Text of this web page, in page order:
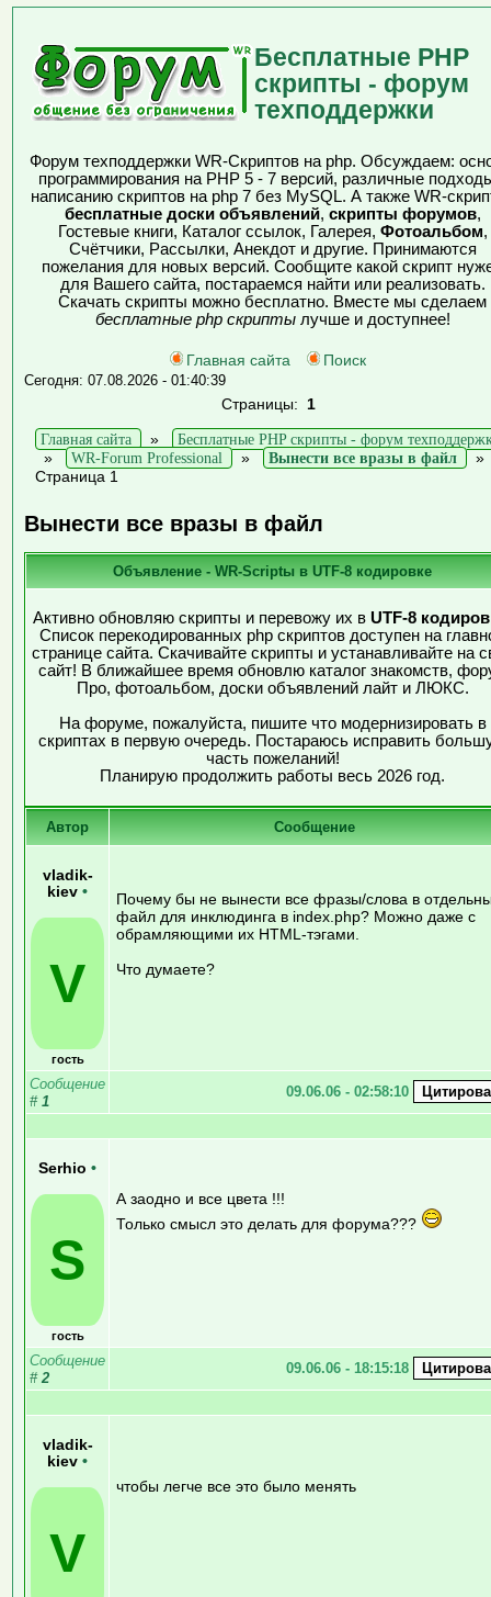
Бесплатные PHP
скрипты - форум
техподдержки
Форум техподдержки WR-Скриптов на php. Обсуждаем:
программирования на PHP 5 - 7 версий, различные
написанию скриптов на php 7 без MySQL. А также WR-
бесплатные доски объявлений, скрипты форумов,
Гостевые книги, Каталог ссылок, Галерея, Фотоальбом,
Счётчики, Рассылки, Анекдот и другие. Принимаются
пожелания для новых версий. Сообщите какой скрипт
для Вашего сайта, постараемся найти или реализовать.
Скачать скрипты можно бесплатно. Вместе мы сделаем
бесплатные php скриптылучше и доступнее!
Главная сайта Поиск
Сегодня: 07.08.2026 - 01:40:39
Страницы: 1
Главная сайта
»
Бесплатные PHP скрипты - форум
»
WR-Forum Professional » Вынести все вразы в файл
Страница 1
Вынести все вразы в файл
Объявление - WR-Scriptы в UTF-8 кодировке
Активно обновляю скрипты и перевожу их в UTF-8
Список перекодированных php скриптов доступен на
странице сайта. Скачивайте скрипты и устанавливайте на
сайт! В ближайшее время обновлю каталог знакомств,
Про, фотоальбом, доски объявлений лайт и ЛЮКС.
На форуме, пожалуйста, пишите что модернизировать в
скриптах в первую очередь. Постараюсь исправить
часть пожеланий!
Планирую продолжить работы весь 2026 год.
Автор Сообщение
vladik-
kiev •
V
гость
Почему бы не вынести все фразы/слова в
файл для инклюдинга в index.php? Можно даже с
обрамляющими их HTML-тэгами.
Что думаете?
Сообщение
# 1
09.06.06 - 02:58:10
Serhio •
S
гость
А заодно и все цвета !!!
Только смысл это делать для форума???
Сообщение
# 2
09.06.06 - 18:15:18
vladik-
kiev •
V
чтобы легче все это было менять